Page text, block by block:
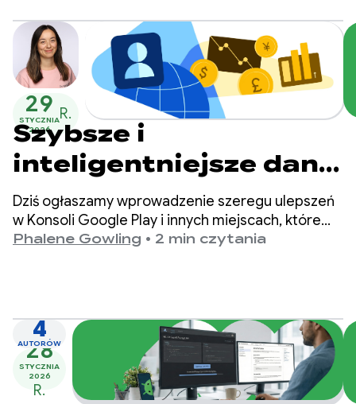
29
STYCZNIA
2026
R.
Szybsze i
inteligentniejsze dane
oraz rekomendacje
dotyczące zarabiania
Dziś ogłaszamy wprowadzenie szeregu ulepszeń
w Konsoli Google Play i innych miejscach, które
zapewnią Ci większą widoczność wyników
Phalene Gowling • 2 min czytania
4
AUTORÓW
28
STYCZNIA
2026
R.